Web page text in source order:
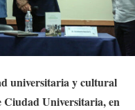
universitaria y cultural
Ciudad Universitaria, en